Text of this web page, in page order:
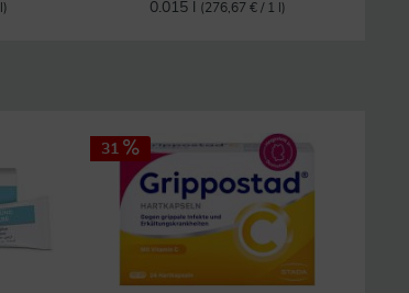
0.015 l
(276,67 € / 1 l)
31